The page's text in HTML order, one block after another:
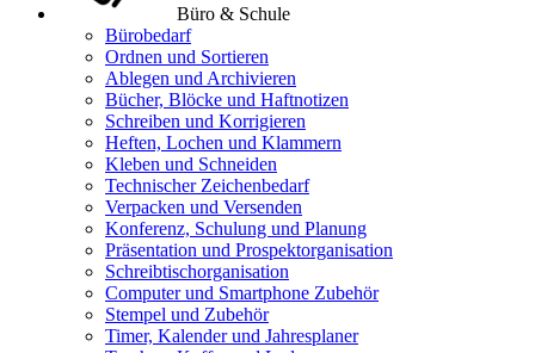
Büro & Schule
Bürobedarf
Ordnen und Sortieren
Ablegen und Archivieren
Bücher, Blöcke und Haftnotizen
Schreiben und Korrigieren
Heften, Lochen und Klammern
Kleben und Schneiden
Technischer Zeichenbedarf
Verpacken und Versenden
Konferenz, Schulung und Planung
Präsentation und Prospektorganisation
Schreibtischorganisation
Computer und Smartphone Zubehör
Stempel und Zubehör
Timer, Kalender und Jahresplaner